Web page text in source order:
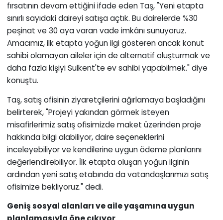
fırsatının devam ettiğini ifade eden Taş, "Yeni etapta
sınırlı sayıdaki daireyi satışa açtık. Bu dairelerde %30
peşinat ve 30 aya varan vade imkânı sunuyoruz.
Amacımız, ilk etapta yoğun ilgi gösteren ancak konut
sahibi olamayan aileler için de alternatif oluşturmak ve
daha fazla kişiyi Sulkent'te ev sahibi yapabilmek." diye
konuştu.
Taş, satış ofisinin ziyaretçilerini ağırlamaya başladığını
belirterek, "Projeyi yakından görmek isteyen
misafirlerimiz satış ofisimizde maket üzerinden proje
hakkında bilgi alabiliyor, daire seçeneklerini
inceleyebiliyor ve kendilerine uygun ödeme planlarını
değerlendirebiliyor. İlk etapta oluşan yoğun ilginin
ardından yeni satış etabında da vatandaşlarımızı satış
ofisimize bekliyoruz." dedi.
Geniş sosyal alanları ve aile yaşamına uygun